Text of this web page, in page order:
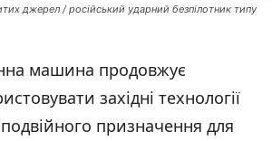
джерел / російський ударний безпілотник типу
машина продовжує
західні технології
призначення для